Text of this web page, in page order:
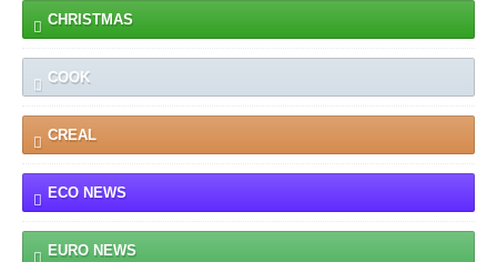
CHRISTMAS
COOK
CREAL
ECO NEWS
EURO NEWS